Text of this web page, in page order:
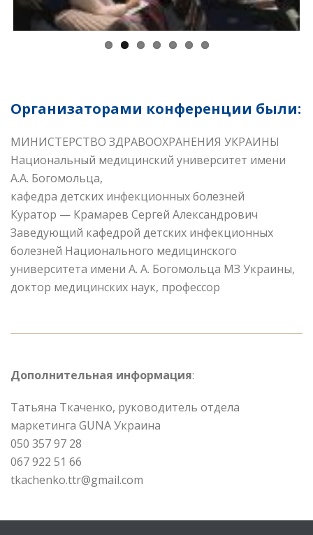
Организаторами конференции были:
МИНИСТЕРСТВО ЗДРАВООХРАНЕНИЯ УКРАИНЫ
Национальный медицинский университет имени
А.А. Богомольца,
кафедра детских инфекционных болезней
Куратор — Крамарев Сергей Александрович
Заведующий кафедрой детских инфекционных
болезней Национального медицинского
университета имени А. А. Богомольца МЗ Украины,
доктор медицинских наук, профессор
Дополнительная информация:
Татьяна Ткаченко, руководитель отдела
маркетинга GUNA Украина
050 357 97 28
067 922 51 66
tkachenko.ttr@gmail.com